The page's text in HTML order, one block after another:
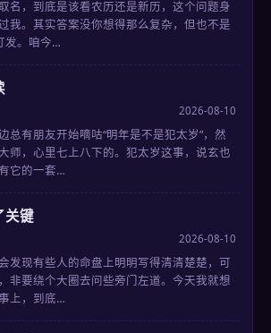
名，到底是该看农历还是新历，这个问题身
我。其实答案没你想得那么复杂，但也不是
发。咱今…
2026-08-10
总有朋友开始嘀咕“明年是不是犯太岁”，然
师，心里七上八下的。犯太岁这事，说玄也
它的一套…
关键
2026-08-10
发现有些人的命盘上明明写得清清楚楚，可
非要绕个大圈去问些旁门左道。今天我就想
上，到底…